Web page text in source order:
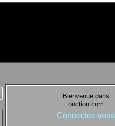
Bienvenue dans
onction.com
Connectez-vous